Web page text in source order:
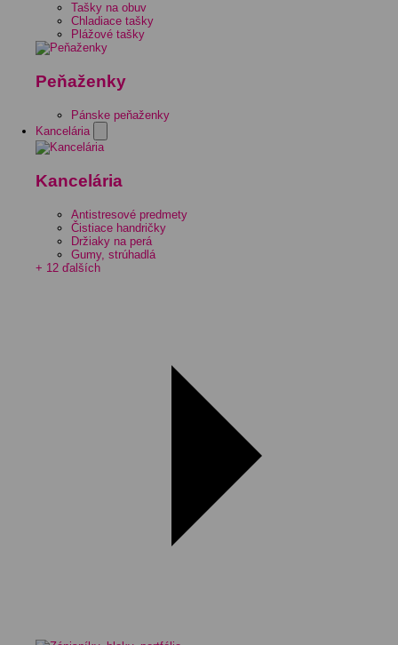
Tašky na obuv
Chladiace tašky
Plážové tašky
Peňaženky
Pánske peňaženky
Kancelária
Kancelária
Antistresové predmety
Čistiace handričky
Držiaky na perá
Gumy, strúhadlá
+ 12 ďalších